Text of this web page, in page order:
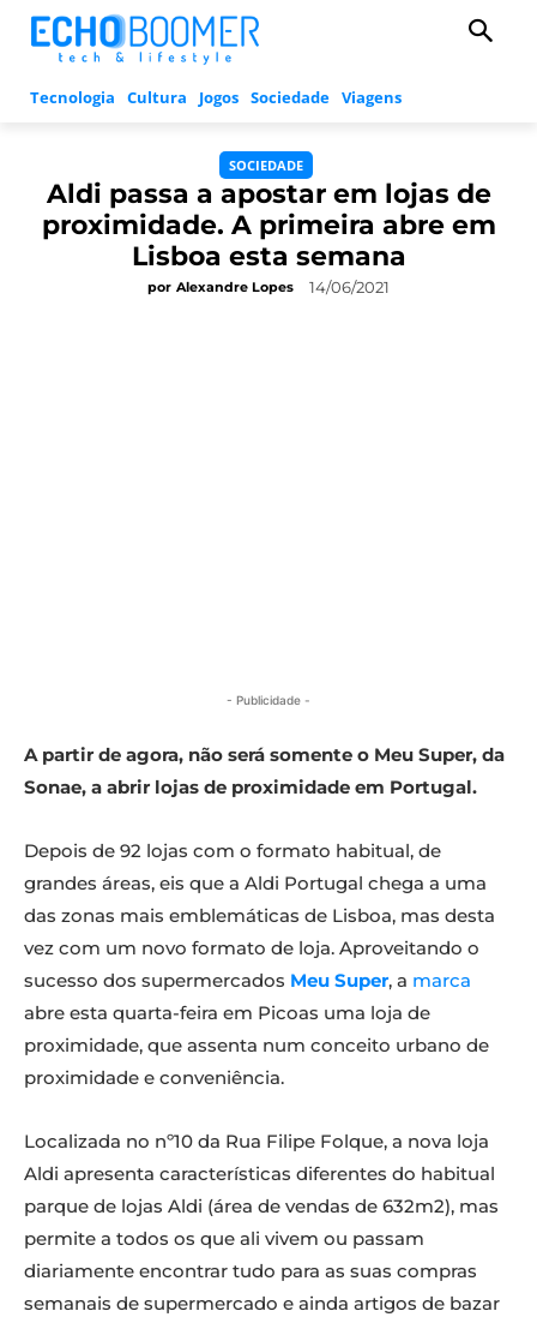
Tecnologia Cultura Jogos Sociedade Viagens
SOCIEDADE
Aldi passa a apostar em lojas de
proximidade. A primeira abre em
Lisboa esta semana
por Alexandre Lopes 14/06/2021
- Publicidade -
A partir de agora, não será somente o Meu Super, da
Sonae, a abrir lojas de proximidade em Portugal.
Depois de 92 lojas com o formato habitual, de
grandes áreas, eis que a Aldi Portugal chega a uma
das zonas mais emblemáticas de Lisboa, mas desta
vez com um novo formato de loja. Aproveitando o
sucesso dos supermercados Meu Super, a marca
abre esta quarta-feira em Picoas uma loja de
proximidade, que assenta num conceito urbano de
proximidade e conveniência.
Localizada no nº10 da Rua Filipe Folque, a nova loja
Aldi apresenta características diferentes do habitual
parque de lojas Aldi (área de vendas de 632m2), mas
permite a todos os que ali vivem ou passam
diariamente encontrar tudo para as suas compras
semanais de supermercado e ainda artigos de bazar